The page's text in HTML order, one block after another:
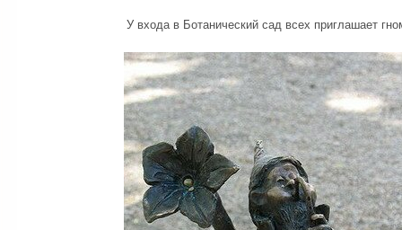
У входа в Ботанический сад всех приглашает